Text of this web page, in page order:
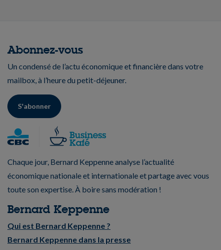
Abonnez-vous
Un condensé de l’actu économique et financière dans votre
mailbox, à l’heure du petit-déjeuner.
S'abonner
Chaque jour, Bernard Keppenne analyse l’actualité
économique nationale et internationale et partage avec vous
toute son expertise. À boire sans modération !
Bernard Keppenne
Qui est Bernard Keppenne ?
Bernard Keppenne dans la presse